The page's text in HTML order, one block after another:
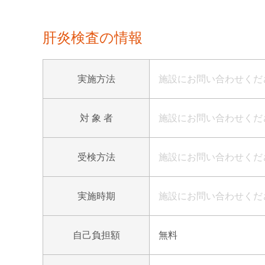
肝炎検査の情報
実施方法 施設にお問い合わせくだ
対 象 者 施設にお問い合わせくだ
受検方法 施設にお問い合わせくだ
実施時期 施設にお問い合わせくだ
自己負担額 無料